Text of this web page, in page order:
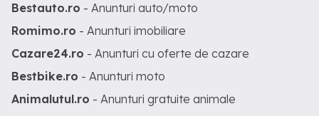
Bestauto.ro - Anunturi auto/moto
Romimo.ro - Anunturi imobiliare
Cazare24.ro - Anunturi cu oferte de cazare
Bestbike.ro - Anunturi moto
Animalutul.ro - Anunturi gratuite animale